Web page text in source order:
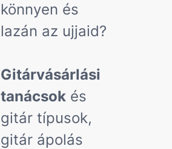
könnyen és
lazán az ujjaid?
Gitárvásárlási
tanácsokés
gitár típusok,
gitár ápolás